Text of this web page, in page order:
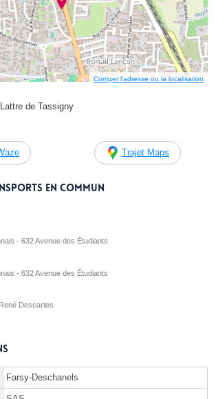
Corriger l’adresse ou la localisation
de Tassigny
Trajet Maps
en commun
- 632 Avenue des Étudiants
- 632 Avenue des Étudiants
Descartes
Farsy-Deschanels